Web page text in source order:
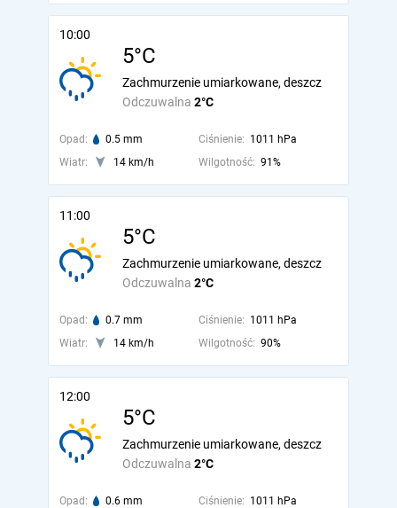
10:00
5°C
Odczuwalna 2°C
Zachmurzenie umiarkowane, deszcz
Opad: 0.5 mm Ciśnienie: 1011 hPa
Wiatr:
14 km/h Wilgotność: 91%
11:00
5°C
Odczuwalna 2°C
Zachmurzenie umiarkowane, deszcz
Opad: 0.7 mm Ciśnienie: 1011 hPa
Wiatr:
14 km/h Wilgotność: 90%
12:00
5°C
Odczuwalna 2°C
Zachmurzenie umiarkowane, deszcz
Opad: 0.6 mm Ciśnienie: 1011 hPa